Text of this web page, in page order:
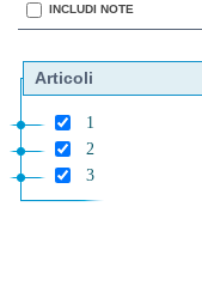
INCLUDI NOTE
Articoli
1
2
3